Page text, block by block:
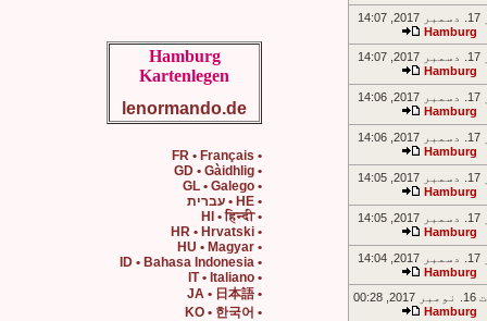
Hamburg
Hamburg
Hamburg
Hamburg
Hamburg
Hamburg
Hamburg
Hamburg
Hamburg
Kartenlegen
lenormando.de
• FR • Français
• GD • Gàidhlig
• GL • Galego
• HE • עברית
• HI • हिन्दी
• HR • Hrvatski
• HU • Magyar
• ID • Bahasa Indonesia
• IT • Italiano
• JA • 日本語
• KO • 한국어